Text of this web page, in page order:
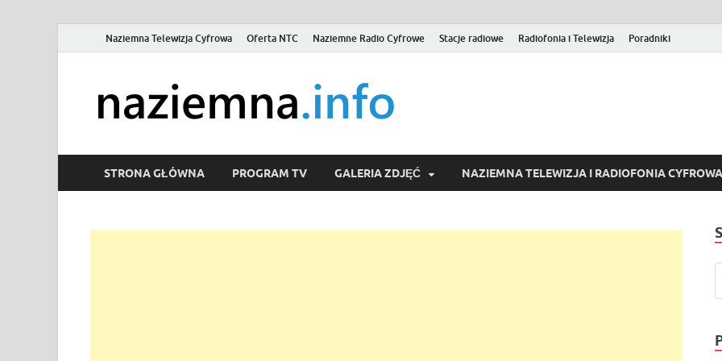
Naziemna Telewizja Cyfrowa Oferta NTC Naziemne Radio Cyfrowe Stacje radiowe Radiofonia i Telewizja Poradniki
Wideo online, VOD
STRONA GŁÓWNA PROGRAM TV GALERIA ZDJĘĆ NAZIEMNA TELEWIZJA I RADIOFONIA CYFROWA